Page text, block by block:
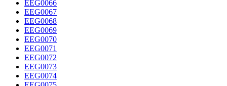
EEG0066
EEG0067
EEG0068
EEG0069
EEG0070
EEG0071
EEG0072
EEG0073
EEG0074